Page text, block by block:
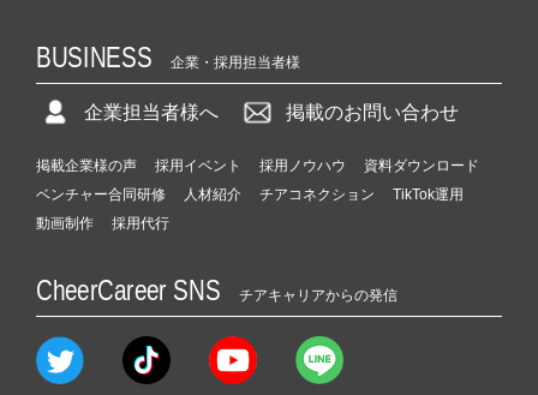
BUSINESS 企業・採用担当者様
企業担当者様へ 掲載のお問い合わせ
掲載企業様の声 採用イベント 採用ノウハウ
資料ダウンロード
ベンチャー合同研修
人材紹介 チアコネクション
TikTok運用
動画制作
採用代行
CheerCareer SNS チアキャリアからの発信